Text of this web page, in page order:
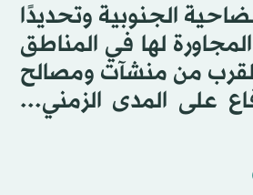
الجنوبية وتحديدًا
لها في المناطق
من منشآت ومصالح
على المدى الزمني...